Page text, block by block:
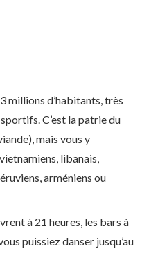
millions d’habitants, très
C’est la patrie du
mais vous y
libanais,
arméniens ou
à 21 heures, les bars à
puissiez danser jusqu’au